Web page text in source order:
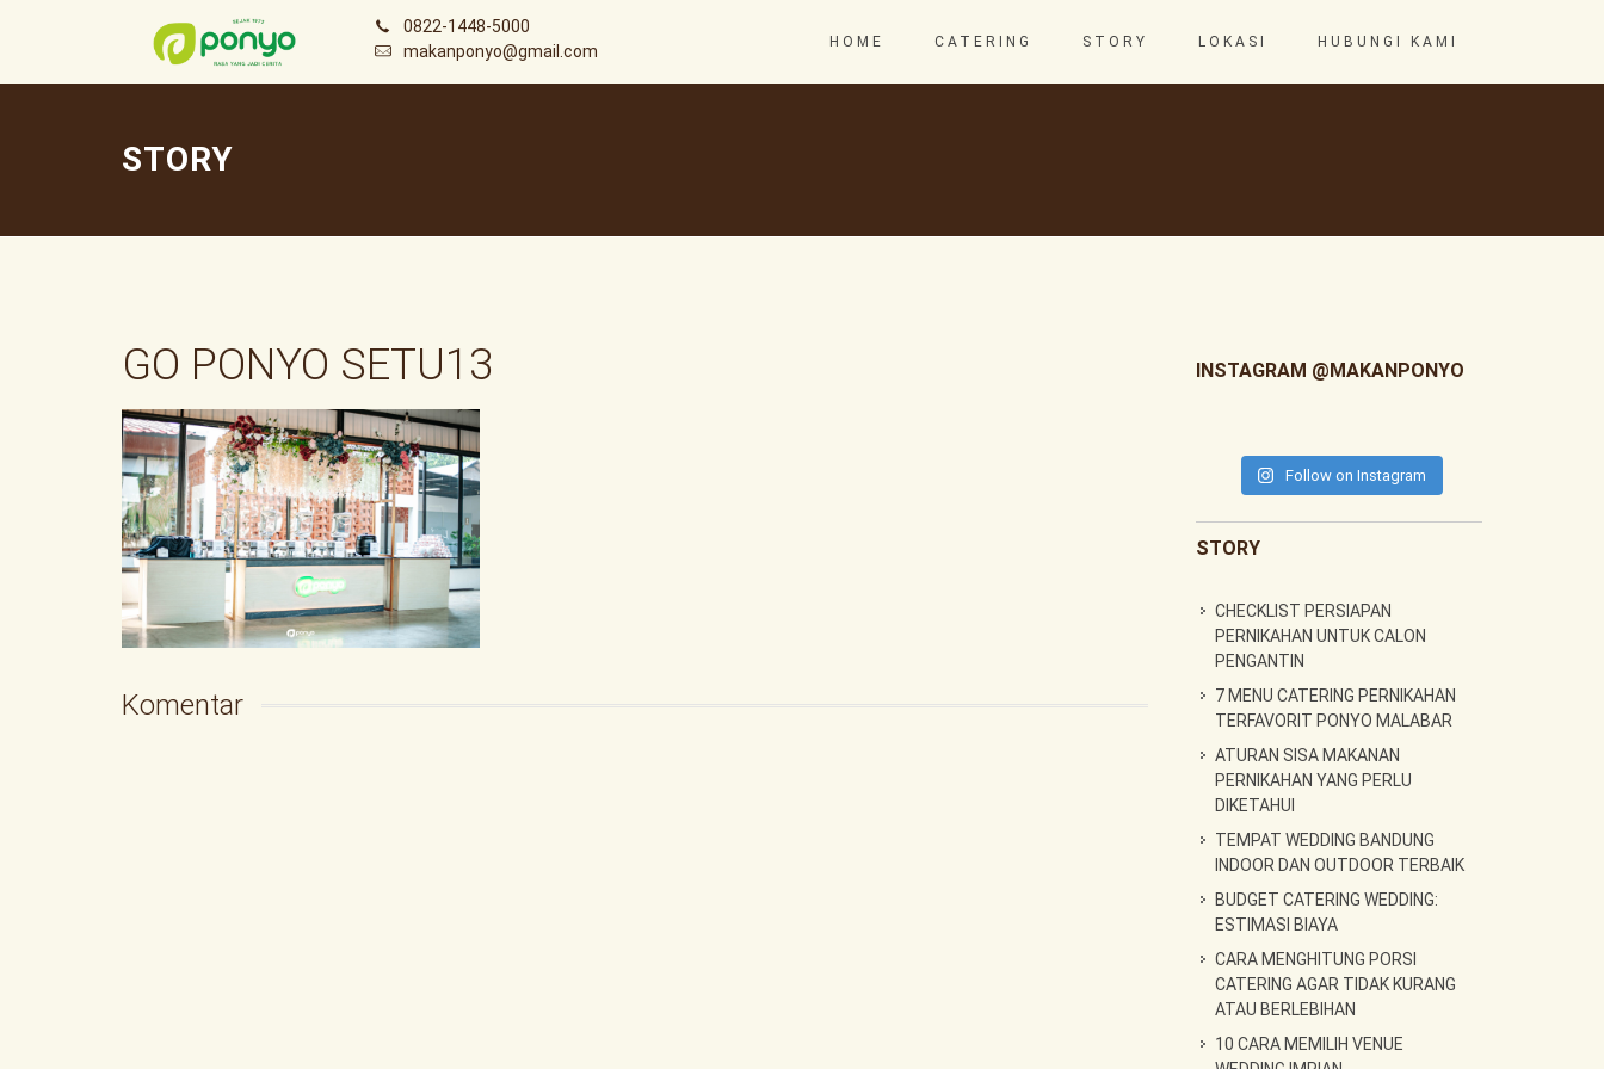
0822-1448-5000
makanponyo@gmail.com
HOME CATERING STORY LOKASI HUBUNGI KAMI
STORY
GO PONYO SETU13
Komentar
INSTAGRAM @MAKANPONYO
Follow on Instagram
STORY
CHECKLIST PERSIAPAN
PERNIKAHAN UNTUK CALON
PENGANTIN
7 MENU CATERING PERNIKAHAN
TERFAVORIT PONYO MALABAR
ATURAN SISA MAKANAN
PERNIKAHAN YANG PERLU
DIKETAHUI
TEMPAT WEDDING BANDUNG
INDOOR DAN OUTDOOR TERBAIK
BUDGET CATERING WEDDING:
ESTIMASI BIAYA
CARA MENGHITUNG PORSI
CATERING AGAR TIDAK KURANG
ATAU BERLEBIHAN
10 CARA MEMILIH VENUE